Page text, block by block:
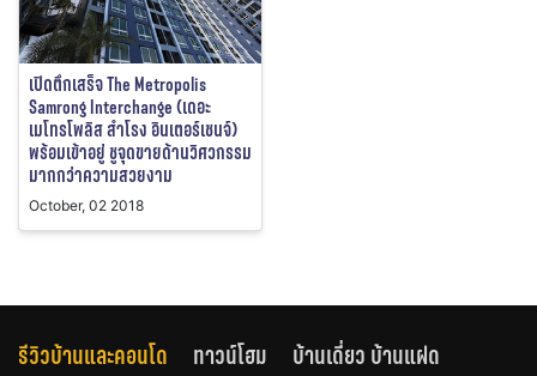
เปิดตึกเสร็จ The Metropolis
Samrong Interchange (เดอะ
เมโทรโพลิส สำโรง อินเตอร์เชนจ์)
พร้อมเข้าอยู่ ชูจุดขายด้านวิศวกรรม
มากกว่าความสวยงาม
October, 02 2018
รีวิวบ้านและคอนโด ทาวน์โฮม
บ้านเดี่ยว บ้านแฝด